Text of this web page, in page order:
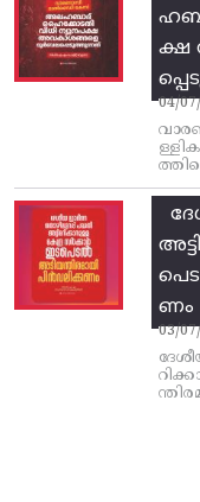
ക്ഷ
04/
ണം
03/